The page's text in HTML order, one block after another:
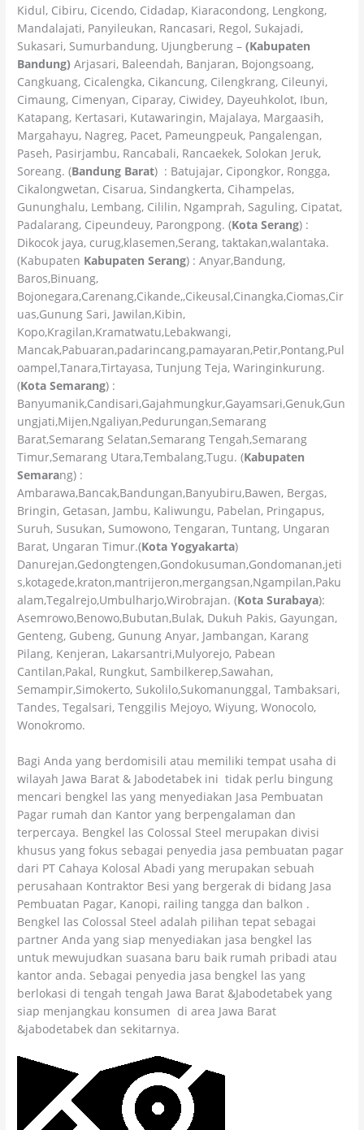
Kidul, Cibiru, Cicendo, Cidadap, Kiaracondong, Lengkong,
Mandalajati, Panyileukan, Rancasari, Regol, Sukajadi,
Sukasari, Sumurbandung, Ujungberung –(Kabupaten
Bandung) Arjasari, Baleendah, Banjaran, Bojongsoang,
Cangkuang, Cicalengka, Cikancung, Cilengkrang, Cileunyi,
Cimaung, Cimenyan, Ciparay, Ciwidey, Dayeuhkolot, Ibun,
Katapang, Kertasari, Kutawaringin, Majalaya, Margaasih,
Margahayu, Nagreg, Pacet, Pameungpeuk, Pangalengan,
Paseh, Pasirjambu, Rancabali, Rancaekek, Solokan Jeruk,
Soreang. (Bandung Barat) : Batujajar, Cipongkor, Rongga,
Cikalongwetan, Cisarua, Sindangkerta, Cihampelas,
Gununghalu, Lembang, Cililin, Ngamprah, Saguling, Cipatat,
Padalarang, Cipeundeuy, Parongpong. (Kota Serang) :
Dikocok jaya, curug,klasemen,Serang, taktakan,walantaka.
(Kabupaten Kabupaten Serang) : Anyar,Bandung,
Baros,Binuang,
Bojonegara,Carenang,Cikande,,Cikeusal,Cinangka,Ciomas,Cir
uas,Gunung Sari, Jawilan,Kibin,
Kopo,Kragilan,Kramatwatu,Lebakwangi,
Mancak,Pabuaran,padarincang,pamayaran,Petir,Pontang,Pul
oampel,Tanara,Tirtayasa, Tunjung Teja, Waringinkurung.
(Kota Semarang) :
Banyumanik,Candisari,Gajahmungkur,Gayamsari,Genuk,Gun
ungjati,Mijen,Ngaliyan,Pedurungan,Semarang
Barat,Semarang Selatan,Semarang Tengah,Semarang
Timur,Semarang Utara,Tembalang,Tugu. (Kabupaten
Semarang) :
Ambarawa,Bancak,Bandungan,Banyubiru,Bawen, Bergas,
Bringin, Getasan, Jambu, Kaliwungu, Pabelan, Pringapus,
Suruh, Susukan, Sumowono, Tengaran, Tuntang, Ungaran
Barat, Ungaran Timur.(Kota Yogyakarta)
Danurejan,Gedongtengen,Gondokusuman,Gondomanan,jeti
s,kotagede,kraton,mantrijeron,mergangsan,Ngampilan,Paku
alam,Tegalrejo,Umbulharjo,Wirobrajan. (Kota Surabaya):
Asemrowo,Benowo,Bubutan,Bulak, Dukuh Pakis, Gayungan,
Genteng, Gubeng, Gunung Anyar, Jambangan, Karang
Pilang, Kenjeran, Lakarsantri,Mulyorejo, Pabean
Cantilan,Pakal, Rungkut, Sambilkerep,Sawahan,
Semampir,Simokerto, Sukolilo,Sukomanunggal, Tambaksari,
Tandes, Tegalsari, Tenggilis Mejoyo, Wiyung, Wonocolo,
Wonokromo.
Bagi Anda yang berdomisili atau memiliki tempat usaha di
wilayah Jawa Barat & Jabodetabek ini tidak perlu bingung
mencari bengkel las yang menyediakan Jasa Pembuatan
Pagar rumah dan Kantor yang berpengalaman dan
terpercaya. Bengkel las Colossal Steel merupakan divisi
khusus yang fokus sebagai penyedia jasa pembuatan pagar
dari PT Cahaya Kolosal Abadi yang merupakan sebuah
perusahaan Kontraktor Besi yang bergerak di bidang Jasa
Pembuatan Pagar, Kanopi, railing tangga dan balkon .
Bengkel las Colossal Steel adalah pilihan tepat sebagai
partner Anda yang siap menyediakan jasa bengkel las
untuk mewujudkan suasana baru baik rumah pribadi atau
kantor anda. Sebagai penyedia jasa bengkel las yang
berlokasi di tengah tengah Jawa Barat &Jabodetabek yang
siap menjangkau konsumen di area Jawa Barat
&jabodetabek dan sekitarnya.